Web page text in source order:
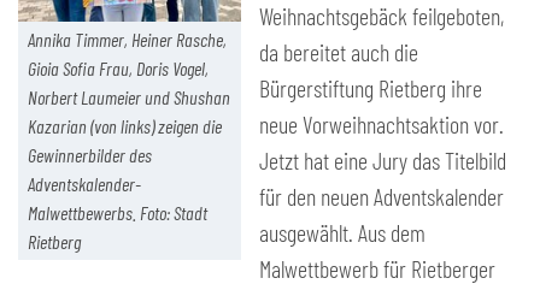
Annika Timmer, Heiner Rasche,
Gioia Sofia Frau, Doris Vogel,
Norbert Laumeier und Shushan
Kazarian (von links) zeigen die
Gewinnerbilder des
Adventskalender-
Malwettbewerbs. Foto: Stadt
Rietberg
Weihnachtsgebäck feilgeboten,
da bereitet auch die
Bürgerstiftung Rietberg ihre
neue Vorweihnachtsaktion vor.
Jetzt hat eine Jury das Titelbild
für den neuen Adventskalender
ausgewählt. Aus dem
Malwettbewerb für Rietberger